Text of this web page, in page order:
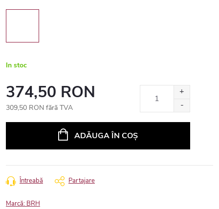
In stoc
374,50 RON
309,50 RON fără TVA
ADĂUGA ÎN COŞ
Întreabă Partajare
Marcă: BRH